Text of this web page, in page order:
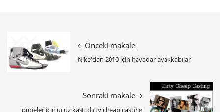
Önceki makale
Nike'dan 2010 için havadar ayakkabılar
Sonraki makale
projeler için ucuz kast: dirty cheap casting